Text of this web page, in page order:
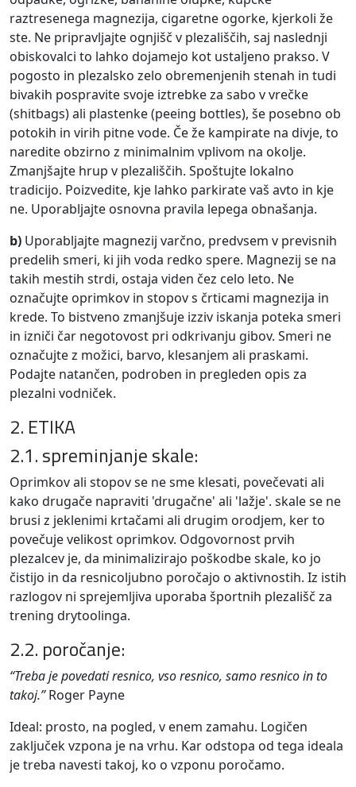
raztresenega magnezija, cigaretne ogorke, kjerkoli že
ste. Ne pripravljajte ognjišč v plezališčih, saj naslednji
obiskovalci to lahko dojamejo kot ustaljeno prakso. V
pogosto in plezalsko zelo obremenjenih stenah in tudi
bivakih pospravite svoje iztrebke za sabo v vrečke
(shitbags) ali plastenke (peeing bottles), še posebno ob
potokih in virih pitne vode. Če že kampirate na divje, to
naredite obzirno z minimalnim vplivom na okolje.
Zmanjšajte hrup v plezališčih. Spoštujte lokalno
tradicijo. Poizvedite, kje lahko parkirate vaš avto in kje
ne. Uporabljajte osnovna pravila lepega obnašanja.
b) Uporabljajte magnezij varčno, predvsem v previsnih
predelih smeri, ki jih voda redko spere. Magnezij se na
takih mestih strdi, ostaja viden čez celo leto. Ne
označujte oprimkov in stopov s črticami magnezija in
krede. To bistveno zmanjšuje izziv iskanja poteka smeri
in izniči čar negotovost pri odkrivanju gibov. Smeri ne
označujte z možici, barvo, klesanjem ali praskami.
Podajte natančen, podroben in pregleden opis za
plezalni vodniček.
2. ETIKA
2.1. spreminjanje skale:
Oprimkov ali stopov se ne sme klesati, povečevati ali
kako drugače napraviti 'drugačne' ali 'lažje'. skale se ne
brusi z jeklenimi krtačami ali drugim orodjem, ker to
povečuje velikost oprimkov. Odgovornost prvih
plezalcev je, da minimalizirajo poškodbe skale, ko jo
čistijo in da resnicoljubno poročajo o aktivnostih. Iz istih
razlogov ni sprejemljiva uporaba športnih plezališč za
trening drytoolinga.
2.2. poročanje:
“Treba je povedati resnico, vso resnico, samo resnico in to
takoj.”Roger Payne
Ideal: prosto, na pogled, v enem zamahu. Logičen
zaključek vzpona je na vrhu. Kar odstopa od tega ideala
je treba navesti takoj, ko o vzponu poročamo.